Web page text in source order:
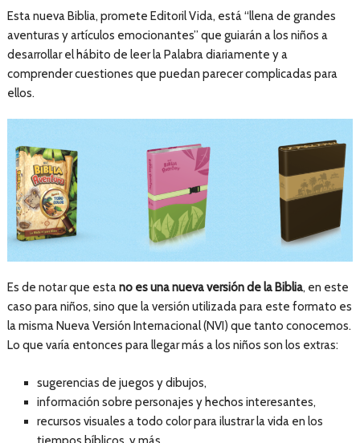
Esta nueva Biblia, promete Editoril Vida, está “llena de grandes
aventuras y artículos emocionantes” que guiarán a los niños a
desarrollar el hábito de leer la Palabra diariamente y a
comprender cuestiones que puedan parecer complicadas para
ellos.
Es de notar que estano es una nueva versión de la Biblia, en este
caso para niños, sino que la versión utilizada para este formato es
la misma Nueva Versión Internacional (NVI) que tanto conocemos.
Lo que varía entonces para llegar más a los niños son los extras:
sugerencias de juegos y dibujos,
información sobre personajes y hechos interesantes,
recursos visuales a todo color para ilustrar la vida en los